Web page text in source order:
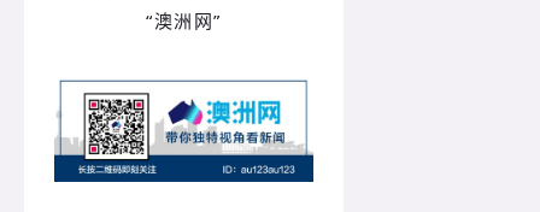
“澳洲网”